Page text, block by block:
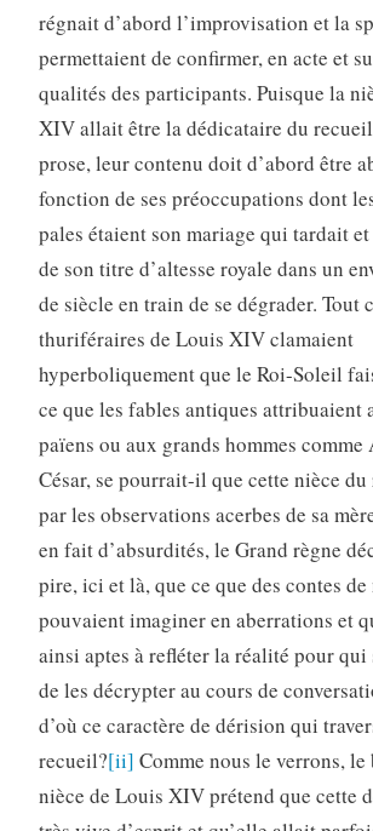
régnait d’abord l’improvisation et la
permettaient de confirmer, en acte et
qualités des participants. Puisque la
XIV allait être la dédicataire du recueil
prose, leur contenu doit d’abord être
fonction de ses préoccupations dont
pales étaient son mariage qui tardait
de son titre d’altesse royale dans un
de siècle en train de se dégrader. Tout
thuriféraires de Louis XIV clamaient
hyperboliquement que le Roi-Soleil
ce que les fables antiques
païens ou aux grands hommes comme
César, se pourrait-il que cette nièce
par les observations acerbes de sa
en fait d’absurdités, le Grand règne
pire, ici et là, que ce que des contes de
pouvaient imaginer en aberrations et
ainsi aptes à refléter la réalité pour qui
de les décrypter au cours de
d’où ce caractère de dérision qui
recueil?[ii] Comme nous le verrons,
nièce de Louis XIV prétend que cette